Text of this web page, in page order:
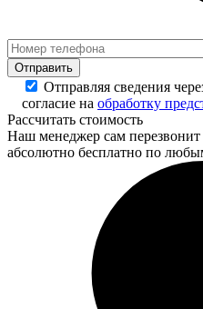
Отправляя сведения
согласие на обработку
Рассчитать стоимость
Наш менеджер сам перезвонит
абсолютно бесплатно по